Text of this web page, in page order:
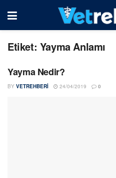
Etiket: Yayma Anlamı
Yayma Nedir?
BY VETREHBERI 24/04/2019 0